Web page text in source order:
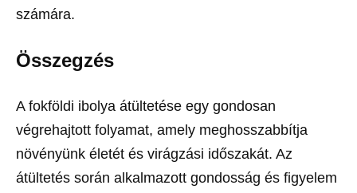
számára.
Összegzés
A fokföldi ibolya átültetése egy gondosan
végrehajtott folyamat, amely meghosszabbítja
növényünk életét és virágzási időszakát. Az
átültetés során alkalmazott gondosság és figyelem